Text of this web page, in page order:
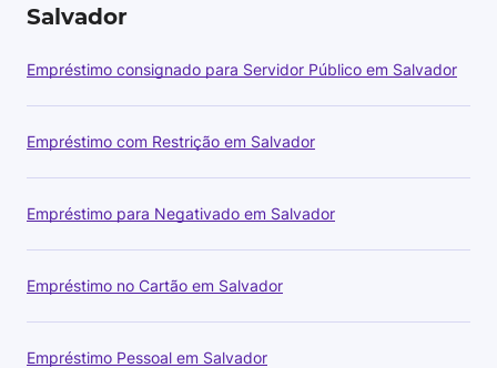
Salvador
Empréstimo consignado para Servidor Público em Salvador
Empréstimo com Restrição em Salvador
Empréstimo para Negativado em Salvador
Empréstimo no Cartão em Salvador
Empréstimo Pessoal em Salvador